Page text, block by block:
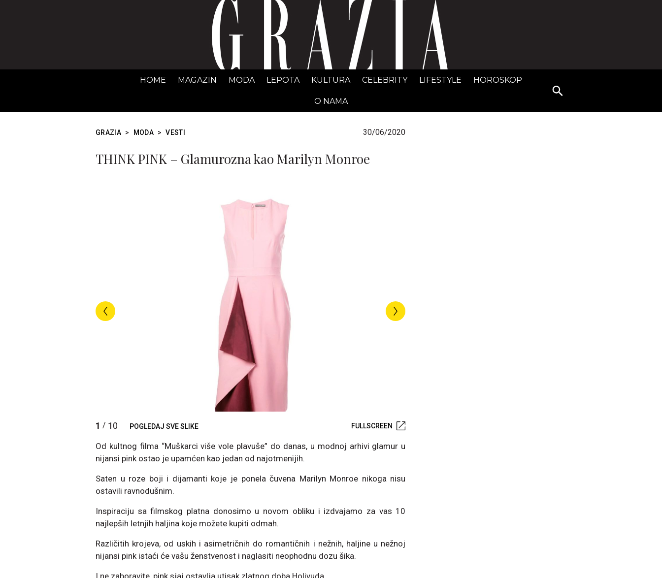
GRAZIA Srbija
HOME MAGAZIN MODA LEPOTA KULTURA CELEBRITY LIFESTYLE HOROSKOP
O NAMA
Search
for:
GRAZIA > MODA > VESTI 30/06/2020
THINK PINK – Glamurozna kao Marilyn Monroe
1 / 10 POGLEDAJ SVE SLIKE FULLSCREEN
Od kultnog filma “Muškarci više vole plavuše” do danas, u modnoj arhivi glamur u
nijansi pink ostao je upamćen kao jedan od najotmenijih.
Saten u roze boji i dijamanti koje je ponela čuvena Marilyn Monroe nikoga nisu
ostavili ravnodušnim.
Inspiraciju sa filmskog platna donosimo u novom obliku i izdvajamo za vas 10
najlepših letnjih haljina koje možete kupiti odmah.
Različitih krojeva, od uskih i asimetričnih do romantičnih i nežnih, haljine u nežnoj
nijansi pink istaći će vašu ženstvenost i naglasiti neophodnu dozu šika.
I ne zaboravite, pink sjaj ostavlja utisak zlatnog doba Holivuda.